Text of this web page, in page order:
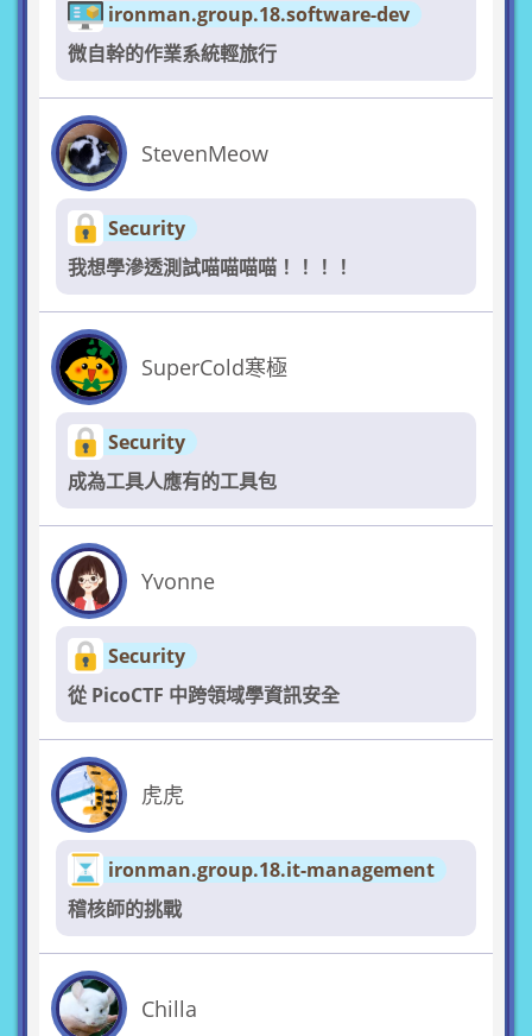
ironman.group.18.software-dev
微自幹的作業系統輕旅行
StevenMeow
Security
我想學滲透測試喵喵喵喵！！！！
SuperCold寒極
Security
成為工具人應有的工具包
Yvonne
Security
從 PicoCTF 中跨領域學資訊安全
虎虎
ironman.group.18.it-management
稽核師的挑戰
Chilla